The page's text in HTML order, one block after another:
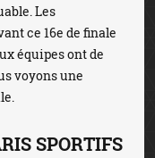
Les
ce 16e de finale
équipes ont de
voyons une
SPORTIFS